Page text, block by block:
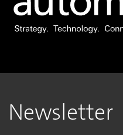
Newsletter